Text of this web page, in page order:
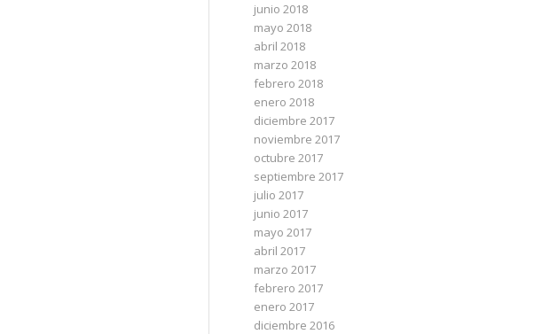
junio 2018
mayo 2018
abril 2018
marzo 2018
febrero 2018
enero 2018
diciembre 2017
noviembre 2017
octubre 2017
septiembre 2017
julio 2017
junio 2017
mayo 2017
abril 2017
marzo 2017
febrero 2017
enero 2017
diciembre 2016